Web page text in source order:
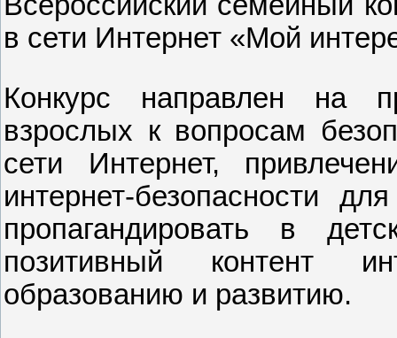
в сети Интернет «Мой
Конкурс направлен на
взрослых к вопросам
сети Интернет,
интернет-безопасности
пропагандировать в
позитивный контент
образованию и развитию.